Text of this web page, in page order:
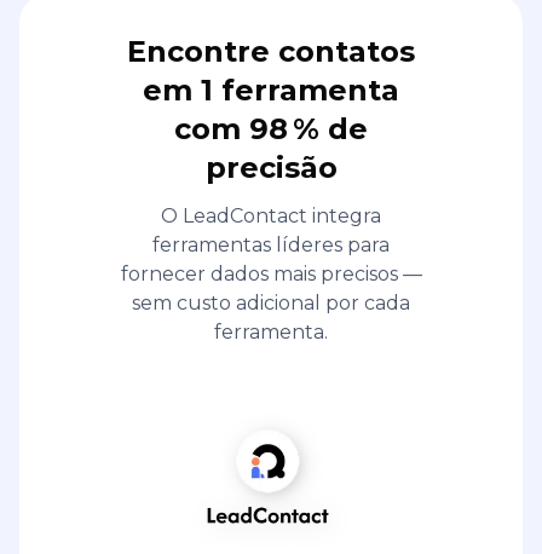
Encontre contatos
em 1 ferramenta
com 98 % de
precisão
O LeadContact integra
ferramentas líderes para
fornecer dados mais precisos —
sem custo adicional por cada
ferramenta.